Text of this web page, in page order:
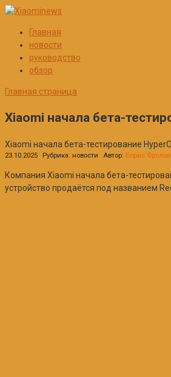
Перейти
контентуГлавная
новости
руководство
обзор
Главная страница
Xiaomi начала бета-
Xiaomi начала бета-тестирование
23.10.2025 Рубрика: новости Автор: Борис Фролов
Компания Xiaomi начала бета-
устройство продаётся под названием